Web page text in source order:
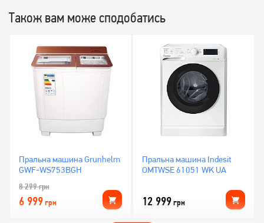
Також вам може сподобатись
Пральна машина Grunhelm
GWF-WS753BGH
8 299грн
6 999грн
Пральна машина Indesit
OMTWSE 61051 WK UA
12 999грн